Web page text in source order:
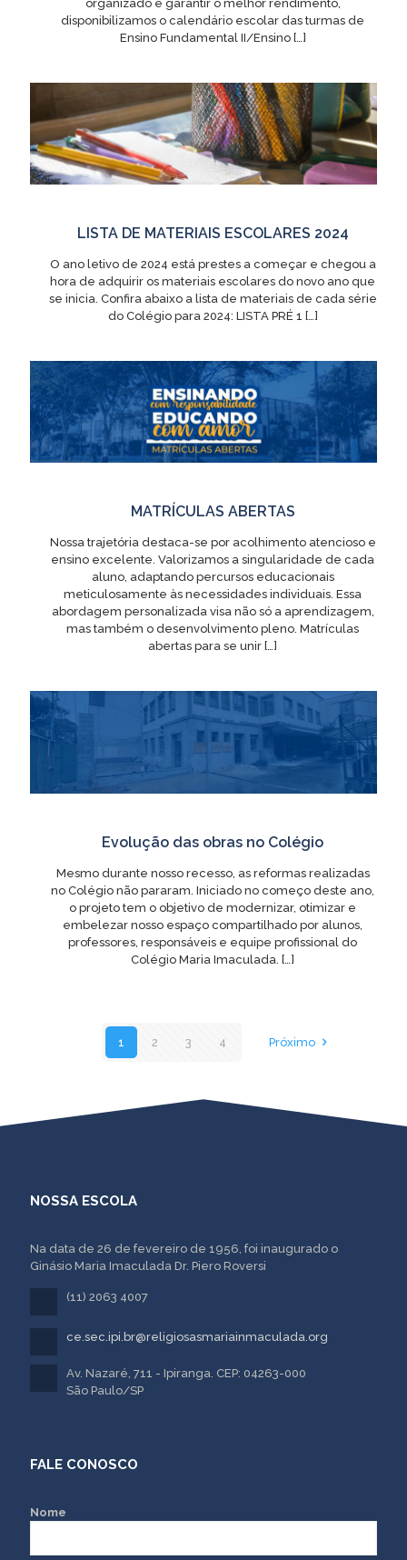
organizado e garantir o melhor rendimento,
disponibilizamos o calendário escolar das turmas de
Ensino Fundamental II/Ensino[…]
LISTA DE MATERIAIS ESCOLARES 2024
O ano letivo de 2024 está prestes a começar e chegou a
hora de adquirir os materiais escolares do novo ano que
se inicia. Confira abaixo a lista de materiais de cada série
do Colégio para 2024: LISTA PRÉ 1 […]
MATRÍCULAS ABERTAS
Nossa trajetória destaca-se por acolhimento atencioso e
ensino excelente. Valorizamos a singularidade de cada
aluno, adaptando percursos educacionais
meticulosamente às necessidades individuais. Essa
abordagem personalizada visa não só a aprendizagem,
mas também o desenvolvimento pleno. Matrículas
abertas para se unir […]
Evolução das obras no Colégio
Mesmo durante nosso recesso, as reformas realizadas
no Colégio não pararam. Iniciado no começo deste ano,
o projeto tem o objetivo de modernizar, otimizar e
embelezar nosso espaço compartilhado por alunos,
professores, responsáveis e equipe profissional do
Colégio Maria Imaculada. […]
1 2 3 4 Próximo
NOSSA ESCOLA
Na data de 26 de fevereiro de 1956, foi inaugurado o
Ginásio Maria Imaculada Dr. Piero Roversi
(11) 2063 4007
ce.sec.ipi.br@religiosasmariainmaculada.org
Av. Nazaré, 711 - Ipiranga. CEP: 04263-000
São Paulo/SP
FALE CONOSCO
Nome